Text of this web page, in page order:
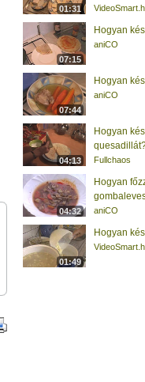
01:31
07:15
Hogyan
aniCO
07:44
Hogyan
aniCO
04:13
Hogyan
Fullchaos
04:32
Hogyan
aniCO
01:49
Hogyan